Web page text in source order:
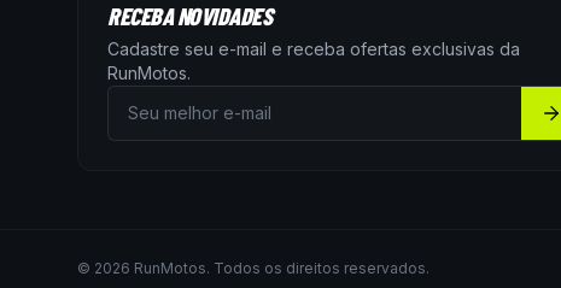
RECEBA NOVIDADES
Cadastre seu e-mail e receba ofertas exclusivas da
RunMotos.
© 2026 RunMotos. Todos os direitos reservados.